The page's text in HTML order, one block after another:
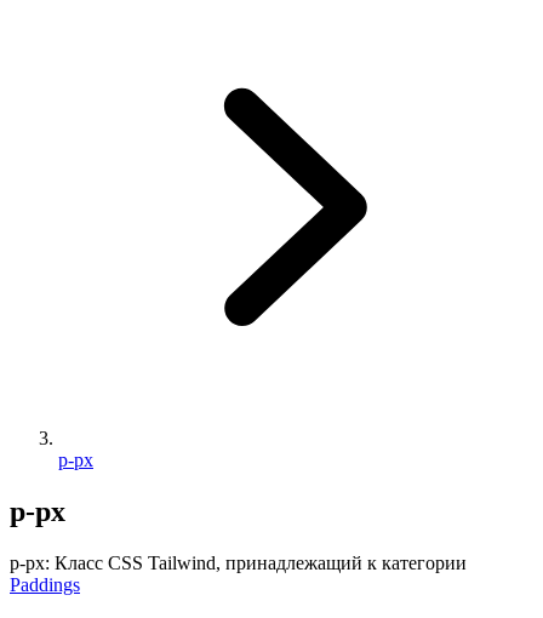
p-px
p-px
p-px: Класс CSS Tailwind, принадлежащий к категории
Paddings